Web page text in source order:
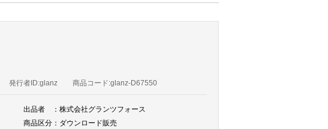
発行者ID:glanz 商品コード:glanz-D67550
出品者 ： 株式会社グランツフォース
商品区分 ： ダウンロード販売